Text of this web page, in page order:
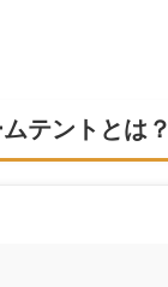
テントとは？